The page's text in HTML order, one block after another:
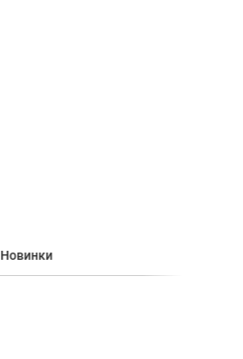
Новинки